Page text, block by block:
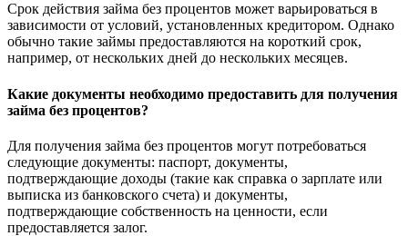
Срок действия займа без процентов может варьироваться в
зависимости от условий, установленных кредитором. Однако
обычно такие займы предоставляются на короткий срок,
например, от нескольких дней до нескольких месяцев.
Какие документы необходимо предоставить для получения
займа без процентов?
Для получения займа без процентов могут потребоваться
следующие документы: паспорт, документы,
подтверждающие доходы (такие как справка о зарплате или
выписка из банковского счета) и документы,
подтверждающие собственность на ценности, если
предоставляется залог.